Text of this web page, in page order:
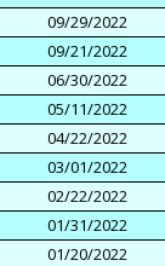
09/29/2022
09/21/2022
06/30/2022
05/11/2022
04/22/2022
03/01/2022
02/22/2022
01/31/2022
01/20/2022